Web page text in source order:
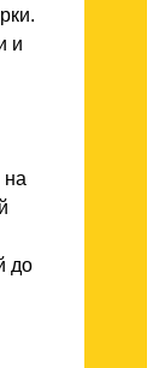
и
на
до